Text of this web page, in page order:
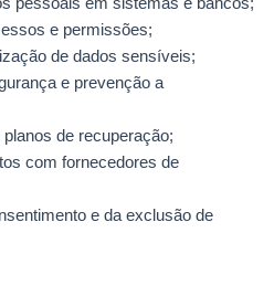
e permissões;
de dados sensíveis;
e prevenção a
de recuperação;
com fornecedores de
e da exclusão de